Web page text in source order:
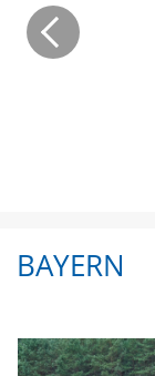
BAYERN